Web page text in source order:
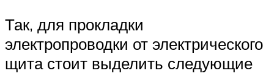
Так, для прокладки
электропроводки от электрического
щита стоит выделить следующие